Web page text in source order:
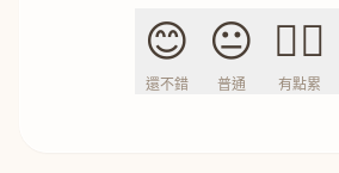
😊
還不錯
😐
普通
😮‍💨
有點累